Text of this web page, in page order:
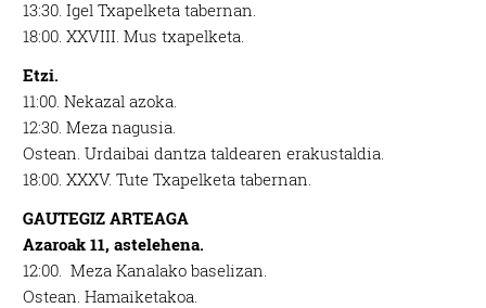
13:30. Igel Txapelketa tabernan.
18:00. XXVIII. Mus txapelketa.
Etzi.
11:00. Nekazal azoka.
12:30. Meza nagusia.
Ostean.Urdaibai dantza taldearen erakustaldia.
18:00.XXXV. Tute Txapelketa tabernan.
GAUTEGIZ ARTEAGA
Azaroak 11, astelehena.
12:00. Meza Kanalako baselizan.
Ostean.Hamaiketakoa.